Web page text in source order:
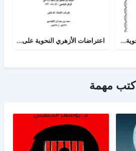
اعتراضات ابن الشجري النحوية على النحويين في الامالي عرض ودراسة اعتراضات الأزهري النحوية على ابن هشام في التصريح بمضمون التوضيح
كتب مهمة